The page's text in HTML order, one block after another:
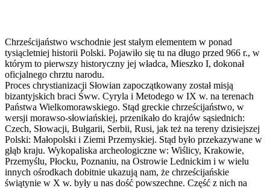
Chrześcijaństwo wschodnie jest stałym elementem w ponad
tysiącletniej historii Polski. Pojawiło się tu na długo przed 966 r., w
którym to pierwszy historyczny jej władca, Mieszko I, dokonał
oficjalnego chrztu narodu.
Proces chrystianizacji Słowian zapoczątkowany został misją
bizantyjskich braci Śww. Cyryla i Metodego w IX w. na terenach
Państwa Wielkomorawskiego. Stąd greckie chrześcijaństwo, w
wersji morawso-słowiańskiej, przenikało do krajów sąsiednich:
Czech, Słowacji, Bułgarii, Serbii, Rusi, jak też na tereny dzisiejszej
Polski: Małopolski i Ziemi Przemyskiej. Stąd było przekazywane w
głąb kraju. Wykopaliska archeologiczne w: Wiślicy, Krakowie,
Przemyślu, Płocku, Poznaniu, na Ostrowie Lednickim i w wielu
innych ośrodkach dobitnie ukazują nam, że chrześcijańskie
świątynie w X w. były u nas dość powszechne. Część z nich na